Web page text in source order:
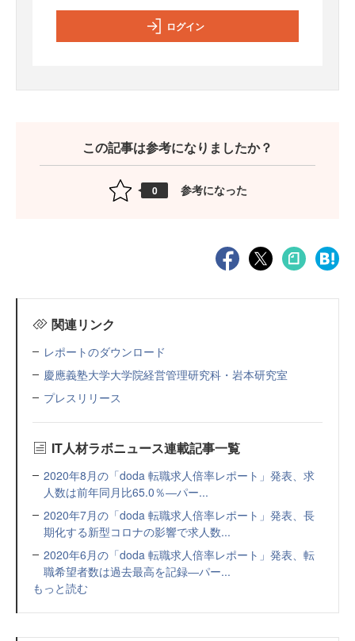
ログイン
この記事は参考になりましたか？
0 参考になった
関連リンク
レポートのダウンロード
慶應義塾大学大学院経営管理研究科・岩本研究室
プレスリリース
IT人材ラボニュース連載記事一覧
2020年8月の「doda 転職求人倍率レポート」発表、求
人数は前年同月比65.0％―パー...
2020年7月の「doda 転職求人倍率レポート」発表、長
期化する新型コロナの影響で求人数...
2020年6月の「doda 転職求人倍率レポート」発表、転
職希望者数は過去最高を記録―パー...
もっと読む